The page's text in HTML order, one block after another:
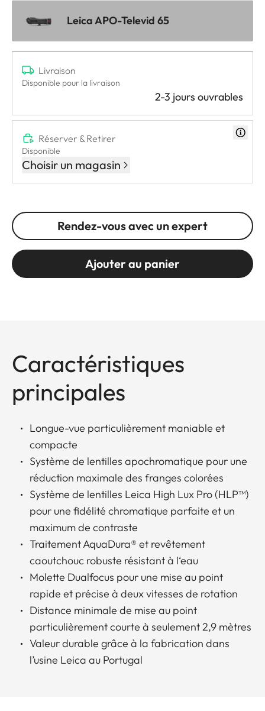
Leica APO-Televid 65
Livraison
Disponible pour la livraison
2-3 jours ouvrables
Réserver & Retirer
Disponible
Choisir un magasin
Rendez-vous avec un expert
Ajouter au panier
Caractéristiques
principales
Longue-vue particulièrement maniable et
compacte
Système de lentilles apochromatique pour une
réduction maximale des franges colorées
Système de lentilles Leica High Lux Pro (HLP™)
pour une fidélité chromatique parfaite et un
maximum de contraste
Traitement AquaDura® et revêtement
caoutchouc robuste résistant à l‘eau
Molette Dualfocus pour une mise au point
rapide et précise à deux vitesses de rotation
Distance minimale de mise au point
particulièrement courte à seulement 2,9 mètres
Valeur durable grâce à la fabrication dans
l’usine Leica au Portugal